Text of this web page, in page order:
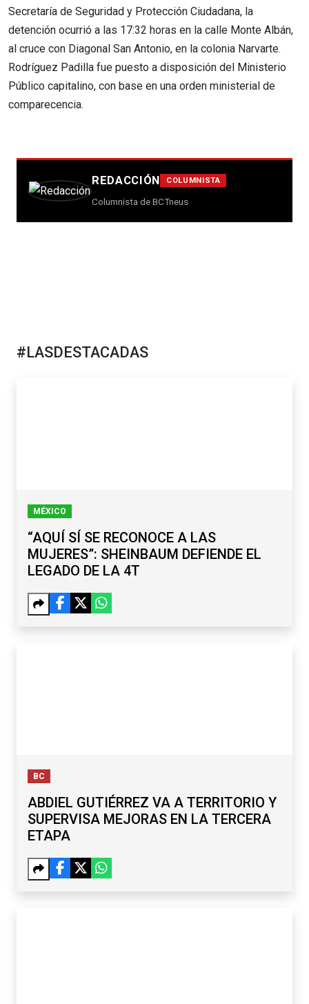
Secretaría de Seguridad y Protección Ciudadana, la
detención ocurrió a las 17:32 horas en la calle Monte Albán,
al cruce con Diagonal San Antonio, en la colonia Narvarte.
Rodríguez Padilla fue puesto a disposición del Ministerio
Público capitalino, con base en una orden ministerial de
comparecencia.
REDACCIÓN COLUMNISTA
Columnista de BCTneus
#LASDESTACADAS
MÉXICO
“AQUÍ SÍ SE RECONOCE A LAS
MUJERES”: SHEINBAUM DEFIENDE EL
LEGADO DE LA 4T
BC
ABDIEL GUTIÉRREZ VA A TERRITORIO Y
SUPERVISA MEJORAS EN LA TERCERA
ETAPA